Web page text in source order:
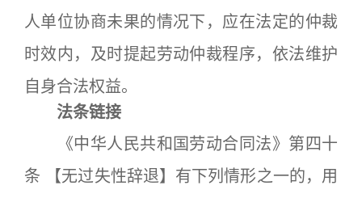
人单位协商未果的情况下，应在法定的仲裁
时效内，及时提起劳动仲裁程序，依法维护
自身合法权益。
法条链接
《中华人民共和国劳动合同法》第四十
条 【无过失性辞退】有下列情形之一的，用